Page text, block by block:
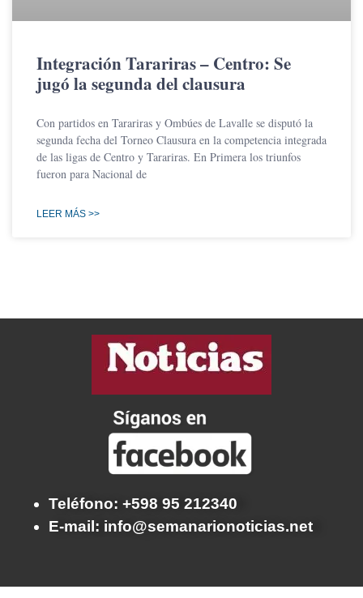
Integración Tarariras – Centro: Se
jugó la segunda del clausura
Con partidos en Tarariras y Ombúes de Lavalle se disputó la
segunda fecha del Torneo Clausura en la competencia integrada
de las ligas de Centro y Tarariras. En Primera los triunfos
fueron para Nacional de
LEER MÁS >>
Teléfono: +598 95 212340
E-mail: info@semanarionoticias.net